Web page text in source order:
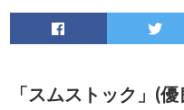
「スムストック」(